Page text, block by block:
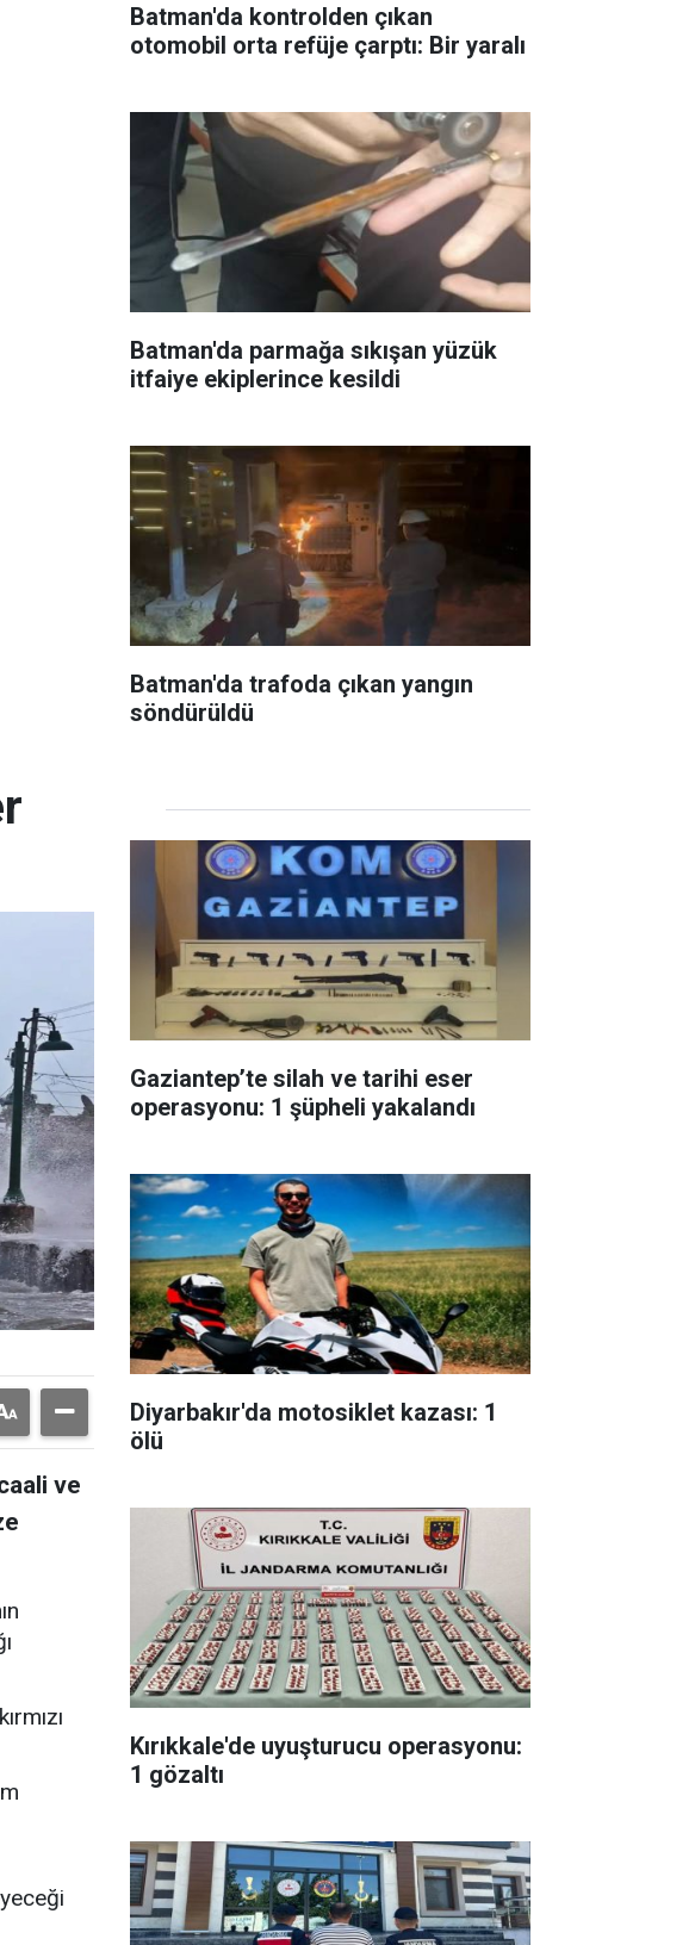
Batman'da kontrolden çıkan
otomobil orta refüje çarptı: Bir yaralı
Batman'da parmağa sıkışan yüzük
itfaiye ekiplerince kesildi
Batman'da trafoda çıkan yangın
söndürüldü
ve
Gaziantep’te silah ve tarihi eser
operasyonu: 1 şüpheli yakalandı
Diyarbakır'da motosiklet kazası: 1
ölü
Kırıkkale'de uyuşturucu operasyonu:
1 gözaltı